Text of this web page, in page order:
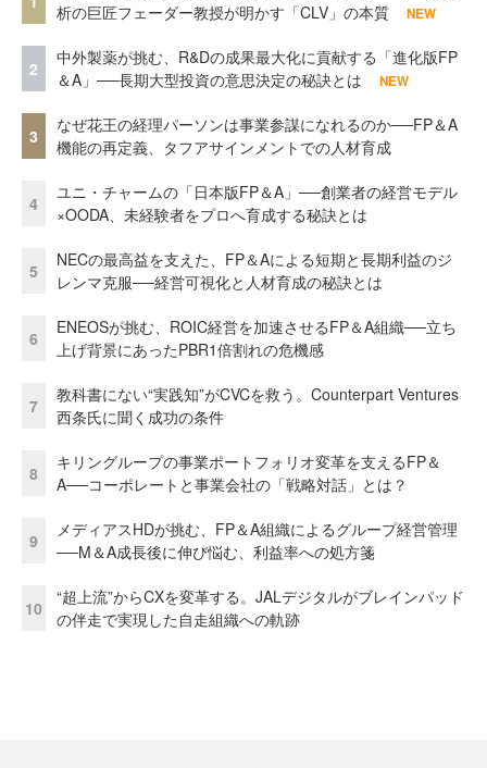
析の巨匠フェーダー教授が明かす「CLV」の本質
NEW
2
中外製薬が挑む、R&Dの成果最大化に貢献する「進化版FP
＆A」──長期大型投資の意思決定の秘訣とは
NEW
3
なぜ花王の経理パーソンは事業参謀になれるのか──FP＆A
機能の再定義、タフアサインメントでの人材育成
4
ユニ・チャームの「日本版FP＆A」──創業者の経営モデル
×OODA、未経験者をプロへ育成する秘訣とは
5
NECの最高益を支えた、FP＆Aによる短期と長期利益のジ
レンマ克服──経営可視化と人材育成の秘訣とは
6
ENEOSが挑む、ROIC経営を加速させるFP＆A組織──立ち
上げ背景にあったPBR1倍割れの危機感
7
教科書にない“実践知”がCVCを救う。Counterpart Ventures
西条氏に聞く成功の条件
8
キリングループの事業ポートフォリオ変革を支えるFP＆
A──コーポレートと事業会社の「戦略対話」とは？
9
メディアスHDが挑む、FP＆A組織によるグループ経営管理
──M＆A成長後に伸び悩む、利益率への処方箋
10
“超上流”からCXを変革する。JALデジタルがブレインパッド
の伴走で実現した自走組織への軌跡